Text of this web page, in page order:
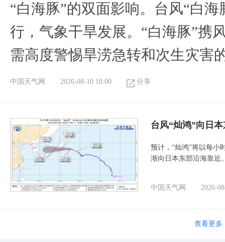
​“白海豚”的双面影响。台风“白
行，气象干旱发展。“白海豚”携
需高度警惕旱涝急转和次生灾害
中国天气网 2026-08-10 18:00 分享
台风“灿鸿”向日
预计，“灿鸿”将以每小
渐向日本东部沿海靠近
中国天气网 2026-
查看更多